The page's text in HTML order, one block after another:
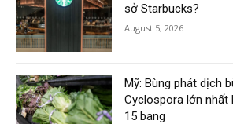
sở Starbucks?
August 5, 2026
Mỹ: Bùng phát dịch
Cyclospora lớn nhất
15 bang